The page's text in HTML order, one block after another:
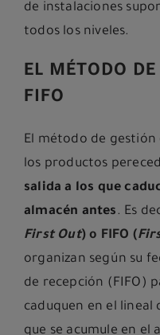
de instalaciones
todos los niveles.
EL MÉTODO
FIFO
El método de
los productos
salida a los que
almacén antes. Es
First Out) o FIFO (
organizan según su
de recepción (FIFO)
caduquen en el
que se acumule en el